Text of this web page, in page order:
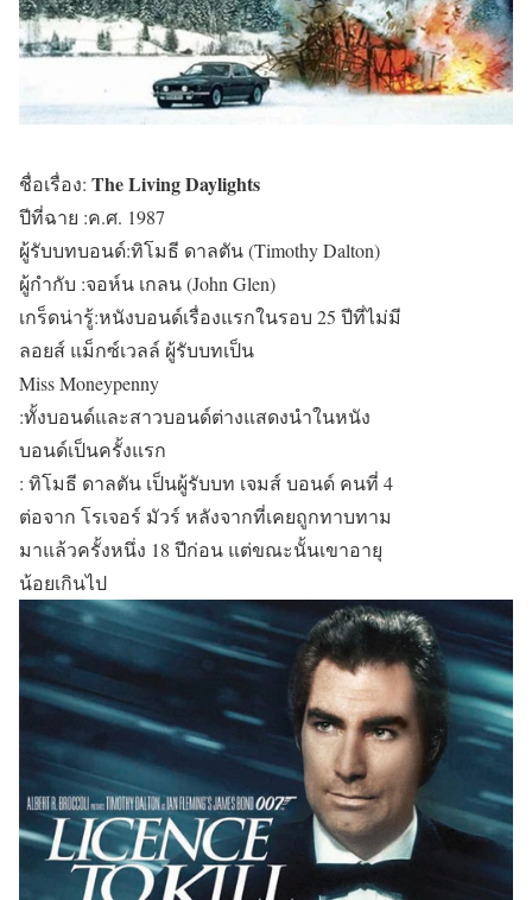
ชื่อเรื่อง: The Living Daylights
ปีที่ฉาย :ค.ศ. 1987
ผู้รับบทบอนด์:ทิโมธี ดาลตัน (Timothy Dalton)
ผู้กำกับ :จอห์น เกลน (John Glen)
เกร็ดน่ารู้:หนังบอนด์เรื่องแรกในรอบ 25 ปีที่ไม่มี
ลอยส์ แม็กซ์เวลล์ ผู้รับบทเป็น
Miss Moneypenny
:ทั้งบอนด์และสาวบอนด์ต่างแสดงนำในหนัง
บอนด์เป็นครั้งแรก
: ทิโมธี ดาลตัน เป็นผู้รับบท เจมส์ บอนด์ คนที่ 4
ต่อจาก โรเจอร์ มัวร์ หลังจากที่เคยถูกทาบทาม
มาแล้วครั้งหนึ่ง 18 ปีก่อน แต่ขณะนั้นเขาอายุ
น้อยเกินไป